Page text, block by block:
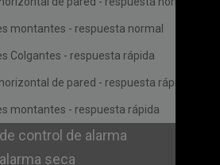
montantes - respuesta normal
Colgantes - respuesta rápida
de pared - respuesta rápida
montantes - respuesta rápida
control de alarma
seca